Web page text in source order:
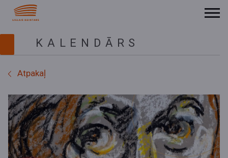
KALENDĀRS
Atpakaļ